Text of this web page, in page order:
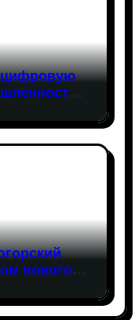
цифровую
«Новой
нового